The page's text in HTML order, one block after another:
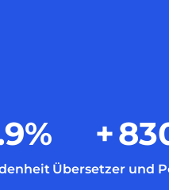
% +
Übersetzer und